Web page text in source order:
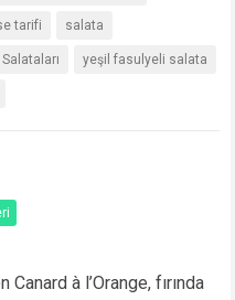
tarifi salata
yeşil fasulyeli salata
à l’Orange, fırında